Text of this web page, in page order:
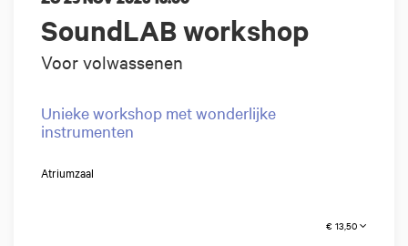
SoundLAB workshop
Voor volwassenen
Unieke workshop met wonderlijke
instrumenten
Atriumzaal
€ 13,50